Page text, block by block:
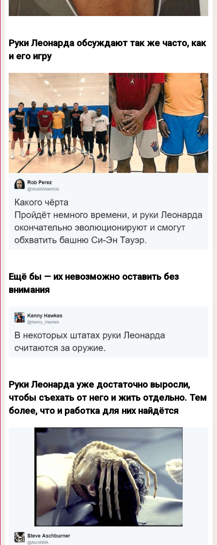
Руки Леонарда обсуждают так же часто, как
и его игру
Ещё бы — их невозможно оставить без
внимания
Руки Леонарда уже достаточно выросли,
чтобы съехать от него и жить отдельно. Тем
более, что и работка для них найдётся